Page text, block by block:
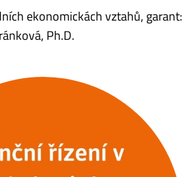
ekonomickách vztahů, garant:
Ph.D.